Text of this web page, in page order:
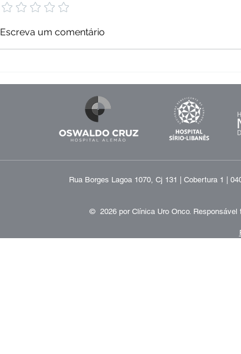
Câncer de Bexiga no Brasil
Escreva um comentário
Rua Borges Lagoa 1070, Cj 131 | Cobertura 1 |
© 2026 por Clínica Uro Onco. Responsável